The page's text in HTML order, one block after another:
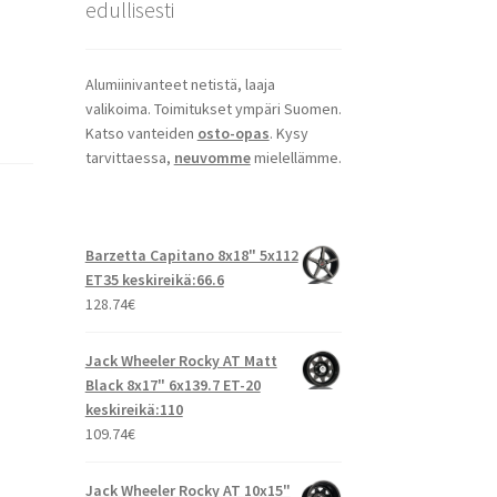
edullisesti
Alumiinivanteet netistä, laaja
valikoima. Toimitukset ympäri Suomen.
Katso vanteiden osto-opas. Kysy
tarvittaessa, neuvommemielellämme.
Barzetta Capitano 8x18" 5x112
ET35 keskireikä:66.6
128.74€
Jack Wheeler Rocky AT Matt
Black 8x17" 6x139.7 ET-20
keskireikä:110
109.74€
Jack Wheeler Rocky AT 10x15"